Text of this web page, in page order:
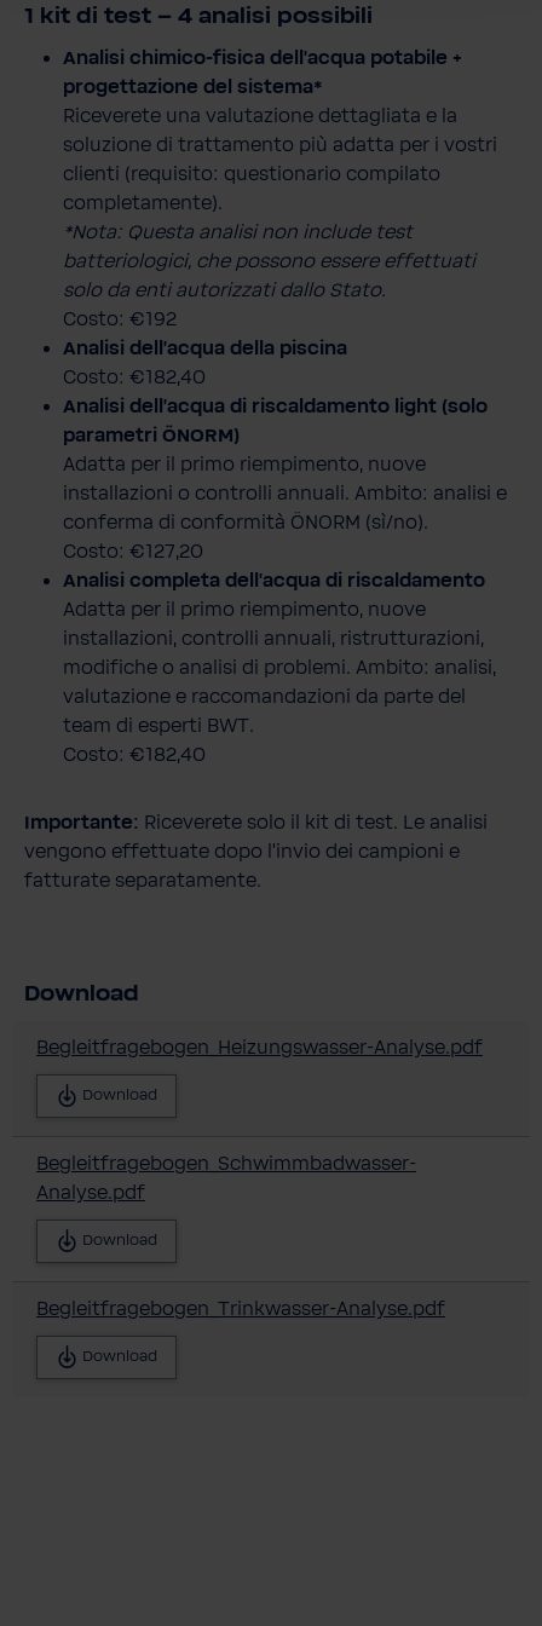
1 kit di test – 4 analisi possibili
Analisi chimico-fisica dell’acqua potabile +
progettazione del sistema*
Riceverete una valutazione dettagliata e la
soluzione di trattamento più adatta per i vostri
clienti (requisito: questionario compilato
completamente).
*Nota: Questa analisi non include test
batteriologici, che possono essere effettuati
solo da enti autorizzati dallo Stato.
Costo: €192
Analisi dell’acqua della piscina
Costo: €182,40
Analisi dell’acqua di riscaldamento light (solo
parametri ÖNORM)
Adatta per il primo riempimento, nuove
installazioni o controlli annuali. Ambito: analisi e
conferma di conformità ÖNORM (sì/no).
Costo: €127,20
Analisi completa dell’acqua di riscaldamento
Adatta per il primo riempimento, nuove
installazioni, controlli annuali, ristrutturazioni,
modifiche o analisi di problemi. Ambito: analisi,
valutazione e raccomandazioni da parte del
team di esperti BWT.
Costo: €182,40
Importante: Riceverete solo il kit di test. Le analisi
vengono effettuate dopo l’invio dei campioni e
fatturate separatamente.
Download
Begleitfragebogen_Heizungswasser-Analyse.pdf
Download
Begleitfragebogen_Schwimmbadwasser-
Analyse.pdf
Download
Begleitfragebogen_Trinkwasser-Analyse.pdf
Download